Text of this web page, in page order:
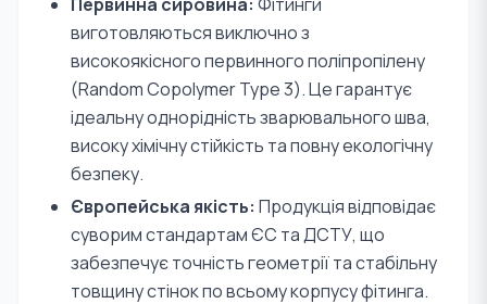
виготовляються виключно з
високоякісного первинного поліпропілену
(Random Copolymer Type 3). Це гарантує
ідеальну однорідність зварювального шва,
високу хімічну стійкість та повну екологічну
безпеку.
Європейська якість: Продукція відповідає
суворим стандартам ЄС та ДСТУ, що
забезпечує точність геометрії та стабільну
товщину стінок по всьому корпусу фітинга.